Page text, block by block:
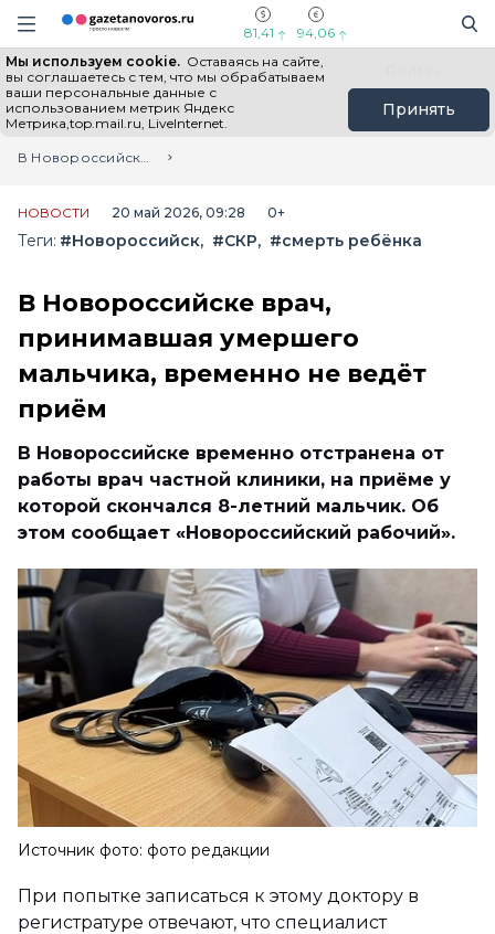
Информационный портал "ГазетаНоворос.ру"
Навигация сайта
81,41 94,06
Мы используем cookie. Оставаясь на сайте,
вы соглашаетесь с тем, что мы обрабатываем
ваши персональные данные с
использованием метрик Яндекс
Метрика,top.mail.ru, LiveInternet.
Принять
Все новости Новости России
Главная
Лента новостей
В Новороссийске врач, принимавшая умершего мальчика, временно не ведёт приём
НОВОСТИ 20 май 2026, 09:28 0+
Теги: #Новороссийск #СКР #смерть ребёнка
В Новороссийске врач,
принимавшая умершего
мальчика, временно не ведёт
приём
В Новороссийске временно отстранена от
работы врач частной клиники, на приёме у
которой скончался 8-летний мальчик. Об
этом сообщает «Новороссийский рабочий».
Источник фото: фото редакции
При попытке записаться к этому доктору в
регистратуре отвечают, что специалист